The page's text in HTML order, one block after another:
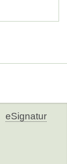
eSignatur